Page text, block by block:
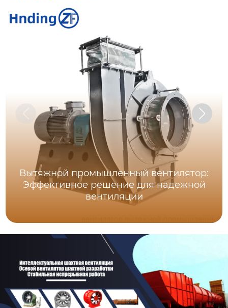
Вытяжной промышленный вентилятор:
Эффективное решение для надежной
вентиляции